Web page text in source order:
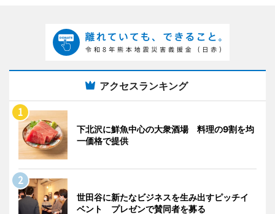
アクセスランキング
下北沢に鮮魚中心の大衆酒場 料理の9割を均
一価格で提供
世田谷に新たなビジネスを生み出すピッチイ
ベント プレゼンで賛同者を募る